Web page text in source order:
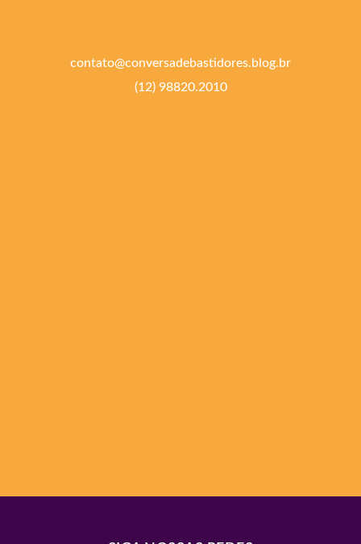
contato@conversadebastidores.blog.br
(12) 98820.2010